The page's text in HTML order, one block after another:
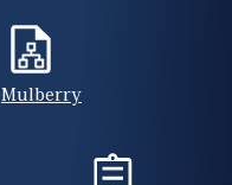
Mulberry